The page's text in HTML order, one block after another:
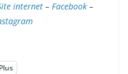
internet– Facebook–
Plus